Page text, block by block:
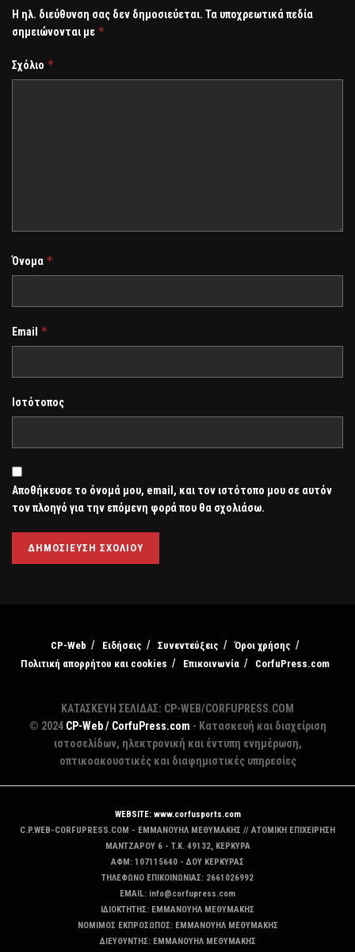
Η ηλ. διεύθυνση σας δεν δημοσιεύεται. Τα υποχρεωτικά πεδία
σημειώνονται με *
Σχόλιο *
Όνομα *
Email *
Ιστότοπος
Αποθήκευσε το όνομά μου, email, και τον ιστότοπο μου σε αυτόν
τον πλοηγό για την επόμενη φορά που θα σχολιάσω.
CP-Web Ειδήσεις Συνεντεύξεις
Όροι χρήσης
Πολιτική απορρήτου και cookies
Επικοινωνία CorfuPress.com
ΚΑΤΑΣΚΕΥΗ ΣΕΛΙΔΑΣ: CP-WEB/CORFUPRESS.COM
© 2024 CP-Web / CorfuPress.com - Κατασκευή και διαχείριση
ιστοσελίδων, ηλεκτρονική και έντυπη ενημέρωση,
οπτικοακουστικές και διαφημιστικές υπηρεσίες
WEBSITE: www.corfusports.com
C.P.WEB-CORFUPRESS.COM - ΕΜΜΑΝΟΥΗΛ ΜΕΘΥΜΑΚΗΣ // ΑΤΟΜΙΚΗ ΕΠΙΧΕΙΡΗΣΗ
MANTZAΡΟΥ 6 - T.K. 49132, ΚΕΡΚΥΡΑ
ΑΦΜ: 107115640 - ΔΟΥ ΚΕΡΚΥΡΑΣ
ΤΗΛΕΦΩΝΟ ΕΠΙΚΟΙΝΩΝΙΑΣ: 2661026992
EMAIL: info@corfupress.com
ΙΔΙΟΚΤΗΤΗΣ: EMMANOYΗΛ ΜΕΘΥΜΑΚΗΣ
ΝΟΜΙΜΟΣ ΕΚΠΡΟΣΩΠΟΣ: EMMANOYΗΛ ΜΕΘΥΜΑΚΗΣ
ΔΙΕΥΘΥΝΤΗΣ: EMMANOYΗΛ ΜΕΘΥΜΑΚΗΣ